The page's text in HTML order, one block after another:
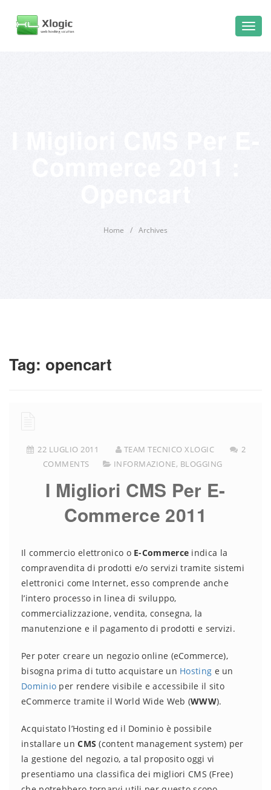
Home / Archives
Tag: opencart
22 LUGLIO 2011 TEAM TECNICO XLOGIC
2
COMMENTS
INFORMAZIONE, BLOGGING
I Migliori CMS Per E-
Commerce 2011
Il commercio elettronico o E-Commerce indica la
compravendita di prodotti e/o servizi tramite sistemi
elettronici come Internet, esso comprende anche
l’intero processo in linea di sviluppo,
commercializzazione, vendita, consegna, la
manutenzione e il pagamento di prodotti e servizi.
Per poter creare un negozio online (eCommerce),
bisogna prima di tutto acquistare un Hosting e un
Dominio per rendere visibile e accessibile il sito
eCommerce tramite il World Wide Web (WWW).
Acquistato l’Hosting ed il Dominio è possibile
installare unCMS (content management system) per
la gestione del negozio, a tal proposito oggi vi
presentiamo una classifica dei migliori CMS (Free)